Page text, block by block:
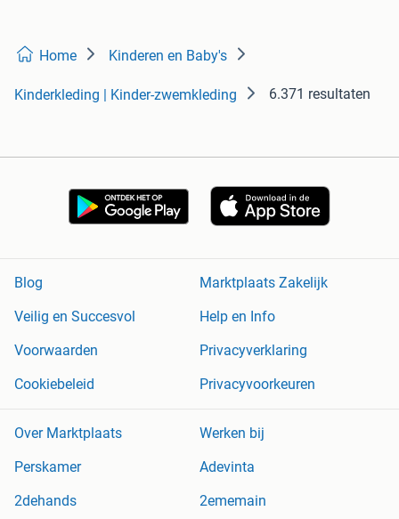
Home Kinderen en Baby's
Kinderkleding | Kinder-zwemkleding 6.371 resultaten
Blog
Marktplaats Zakelijk
Veilig en Succesvol
Help en Info
Voorwaarden
Privacyverklaring
Cookiebeleid
Privacyvoorkeuren
Over Marktplaats
Werken bij
Perskamer
Adevinta
2dehands
2ememain